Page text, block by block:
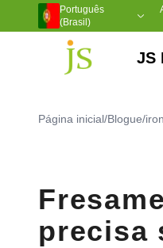
Português
(Brasil)
JS
Página inicial/Blogue/
precisa